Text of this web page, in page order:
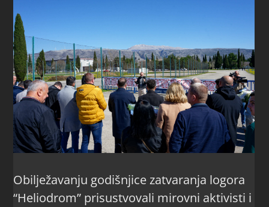
Obilježavanju godišnjice zatvaranja logora
“Heliodrom” prisustvovali mirovni aktivisti i